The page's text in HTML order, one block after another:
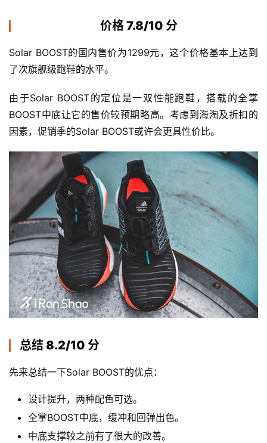
价格 7.8/10 分
Solar BOOST的国内售价为1299元，这个价格基本上达到
了次旗舰级跑鞋的水平。
由于Solar BOOST的定位是一双性能跑鞋，搭载的全掌
BOOST中底让它的售价较预期略高。考虑到海淘及折扣的
因素，促销季的Solar BOOST或许会更具性价比。
总结 8.2/10 分
先来总结一下Solar BOOST的优点：
设计提升，两种配色可选。
全掌BOOST中底，缓冲和回弹出色。
中底支撑较之前有了很大的改善。